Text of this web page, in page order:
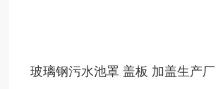
玻璃钢污水池罩 盖板 加盖生产厂